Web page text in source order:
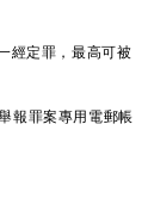
經定罪，最高可被
報罪案專用電郵帳